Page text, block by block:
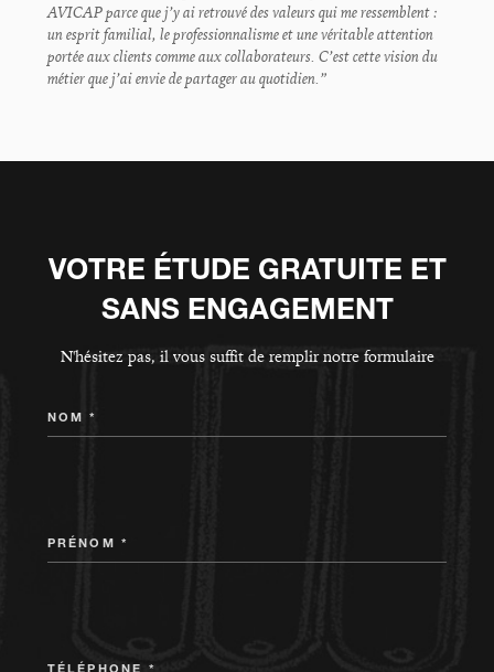
AVICAP parce que j’y ai retrouvé des valeurs qui me ressemblent :
un esprit familial, le professionnalisme et une véritable attention
portée aux clients comme aux collaborateurs. C’est cette vision du
métier que j’ai envie de partager au quotidien.”
VOTRE ÉTUDE GRATUITE ET
SANS ENGAGEMENT
N'hésitez pas, il vous suffit de remplir notre formulaire
NOM *
PRÉNOM *
TÉLÉPHONE *